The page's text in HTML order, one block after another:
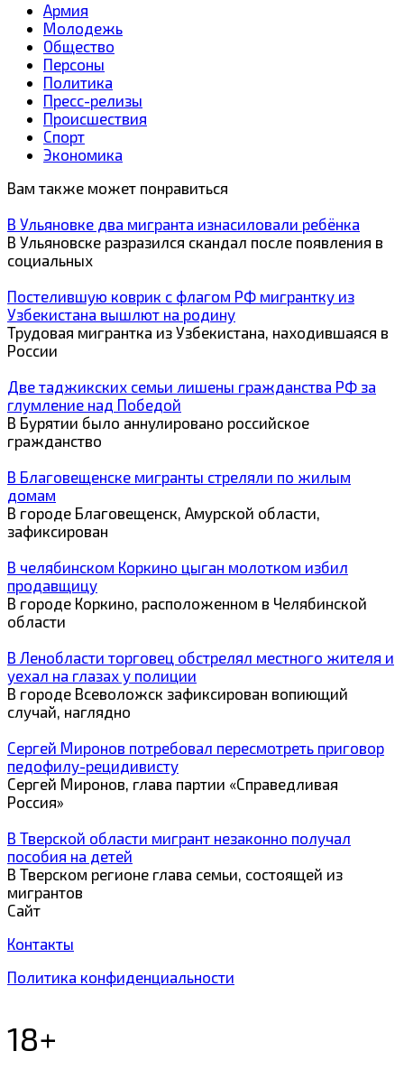
Армия
Молодежь
Общество
Персоны
Политика
Пресс-релизы
Происшествия
Спорт
Экономика
Вам также может понравиться
В Ульяновке два мигранта изнасиловали ребёнка
В Ульяновске разразился скандал после появления в
социальных
Постелившую коврик с флагом РФ мигрантку из
Узбекистана вышлют на родину
Трудовая мигрантка из Узбекистана, находившаяся в
России
Две таджикских семьи лишены гражданства РФ за
глумление над Победой
В Бурятии было аннулировано российское
гражданство
В Благовещенске мигранты стреляли по жилым
домам
В городе Благовещенск, Амурской области,
зафиксирован
В челябинском Коркино цыган молотком избил
продавщицу
В городе Коркино, расположенном в Челябинской
области
В Ленобласти торговец обстрелял местного жителя и
уехал на глазах у полиции
В городе Всеволожск зафиксирован вопиющий
случай, наглядно
Сергей Миронов потребовал пересмотреть приговор
педофилу-рецидивисту
Сергей Миронов, глава партии «Справедливая
Россия»
В Тверской области мигрант незаконно получал
пособия на детей
В Тверском регионе глава семьи, состоящей из
мигрантов
Сайт
Контакты
Политика конфиденциальности
18+